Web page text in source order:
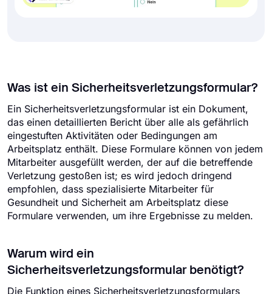
Was ist ein Sicherheitsverletzungsformular?
Ein Sicherheitsverletzungsformular ist ein Dokument,
das einen detaillierten Bericht über alle als gefährlich
eingestuften Aktivitäten oder Bedingungen am
Arbeitsplatz enthält. Diese Formulare können von jedem
Mitarbeiter ausgefüllt werden, der auf die betreffende
Verletzung gestoßen ist; es wird jedoch dringend
empfohlen, dass spezialisierte Mitarbeiter für
Gesundheit und Sicherheit am Arbeitsplatz diese
Formulare verwenden, um ihre Ergebnisse zu melden.
Warum wird ein
Sicherheitsverletzungsformular benötigt?
Die Funktion eines Sicherheitsverletzungsformulars